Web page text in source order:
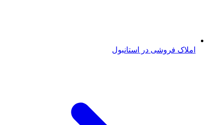
املاک فروشی در استانبول